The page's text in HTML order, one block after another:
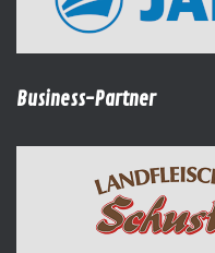
Business-Partner